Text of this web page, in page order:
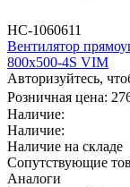
НС-1060611
Вентилятор
800х500-4S VIM
Авторизуйтесь,
Розничная цена:
Наличие:
Наличие:
Наличие на складе
Сопутствующие
Аналоги